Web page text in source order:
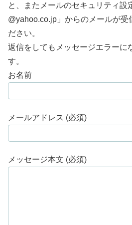
と、またメールのセキュリティ設
@yahoo.co.jp」からのメールが受
ださい。
返信をしてもメッセージエラーに
す。
お名前
メールアドレス (必須)
メッセージ本文 (必須)